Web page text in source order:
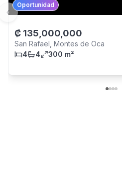
Oportunidad
₡ 135,000,000
San Rafael, Montes de Oca
4
4 300 m²
Previous slide